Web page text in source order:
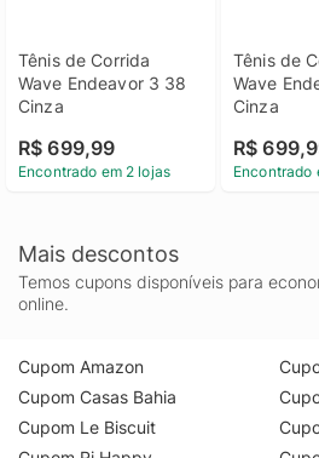
Tênis de Corrida
Wave Endeavor 3 38
Cinza
R$ 699,99
Encontrado em 2 lojas
Tênis de
Wave
Cinza
R$
Encontrado
Mais descontos
Temos cupons disponíveis para
online.
Cupom Amazon
Cupom Casas Bahia
Cupom Le Biscuit